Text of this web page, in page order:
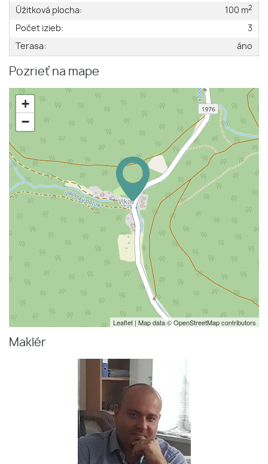
Úžitková plocha:
100 m2
Počet izieb:
3
Terasa:
áno
Pozrieť na mape
+
−
Leaflet | Map data ©OpenStreetMapcontributors
Maklér